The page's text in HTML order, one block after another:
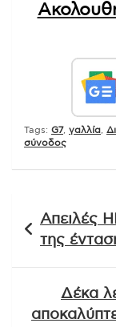
Tags: G7, γαλλία
σύνοδος
άρθρων
Απειλές
της
Δέκα